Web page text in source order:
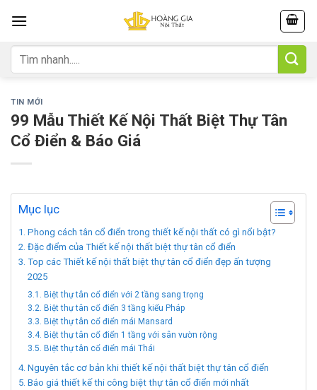
content
Tìm
kiếm:
TIN MỚI
99 Mẫu Thiết Kế Nội Thất Biệt Thự Tân
Cổ Điển & Báo Giá
Mục lục
Phong cách tân cổ điển trong thiết kế nội thất có gì nổi bật?
Đặc điểm của Thiết kế nội thất biệt thự tân cổ điển
Top các Thiết kế nội thất biệt thự tân cổ điển đẹp ấn tượng
2025
Biệt thự tân cổ điển với 2 tầng sang trọng
Biệt thự tân cổ điển 3 tầng kiểu Pháp
Biệt thự tân cổ điển mái Mansard
Biệt thự tân cổ điển 1 tầng với sân vườn rộng
Biệt thự tân cổ điển mái Thái
Nguyên tắc cơ bản khi thiết kế nội thất biệt thự tân cổ điển
Báo giá thiết kế thi công biệt thự tân cổ điển mới nhất